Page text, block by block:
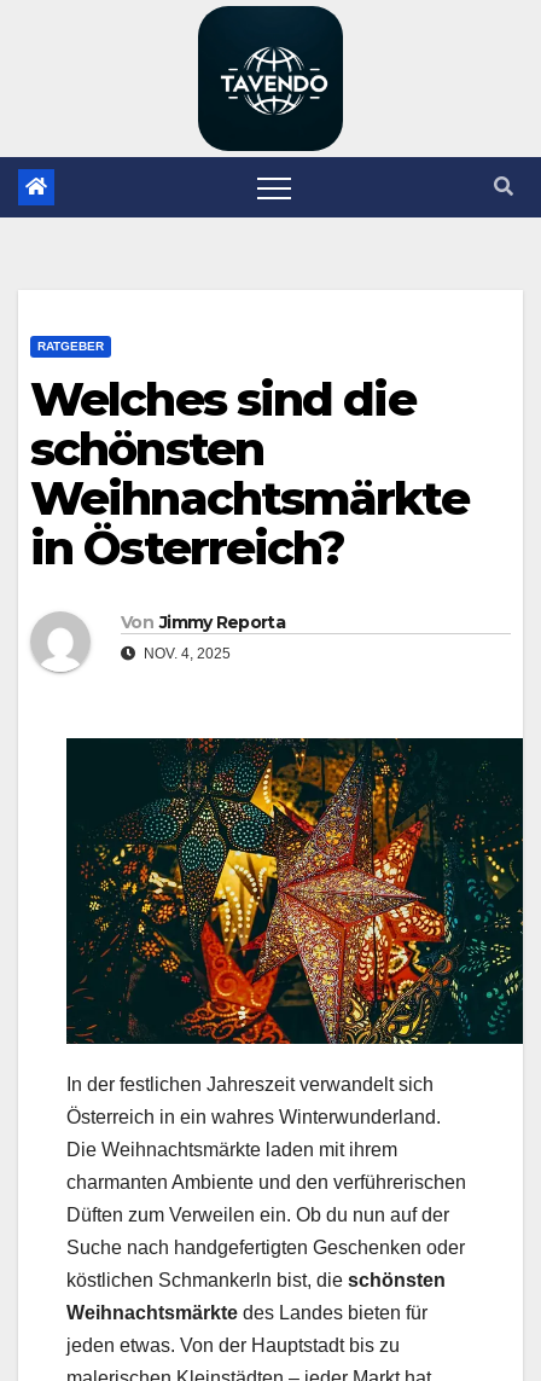
RATGEBER
Welches sind die
schönsten
Weihnachtsmärkte
in Österreich?
Von Jimmy Reporta
NOV. 4, 2025
In der festlichen Jahreszeit verwandelt sich
Österreich in ein wahres Winterwunderland.
Die Weihnachtsmärkte laden mit ihrem
charmanten Ambiente und den verführerischen
Düften zum Verweilen ein. Ob du nun auf der
Suche nach handgefertigten Geschenken oder
köstlichen Schmankerln bist, die schönsten
Weihnachtsmärkte des Landes bieten für
jeden etwas. Von der Hauptstadt bis zu